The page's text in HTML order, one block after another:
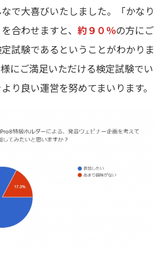
で大喜びいたしました。「かなり
合わせますと、 約９０％の方にご
試験であるということがわかりま
にご満足いただける検定試験でい
り良い運営を努めてまいります。